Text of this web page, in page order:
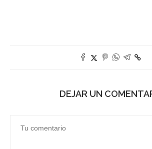
DEJAR UN